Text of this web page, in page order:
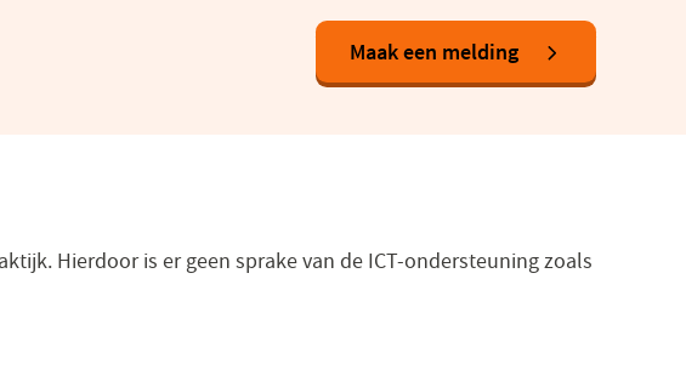
Maak een melding
in
Hierdoor is er geen sprake van de ICT-ondersteuning zoals